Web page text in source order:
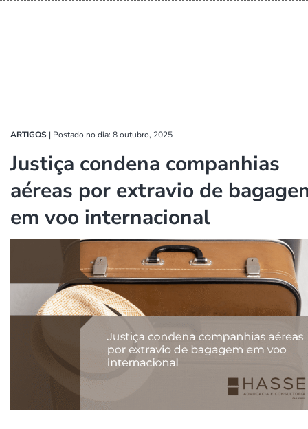
ARTIGOS | Postado no dia: 8 outubro, 2025
Justiça condena companhias
aéreas por extravio de
em voo internacional